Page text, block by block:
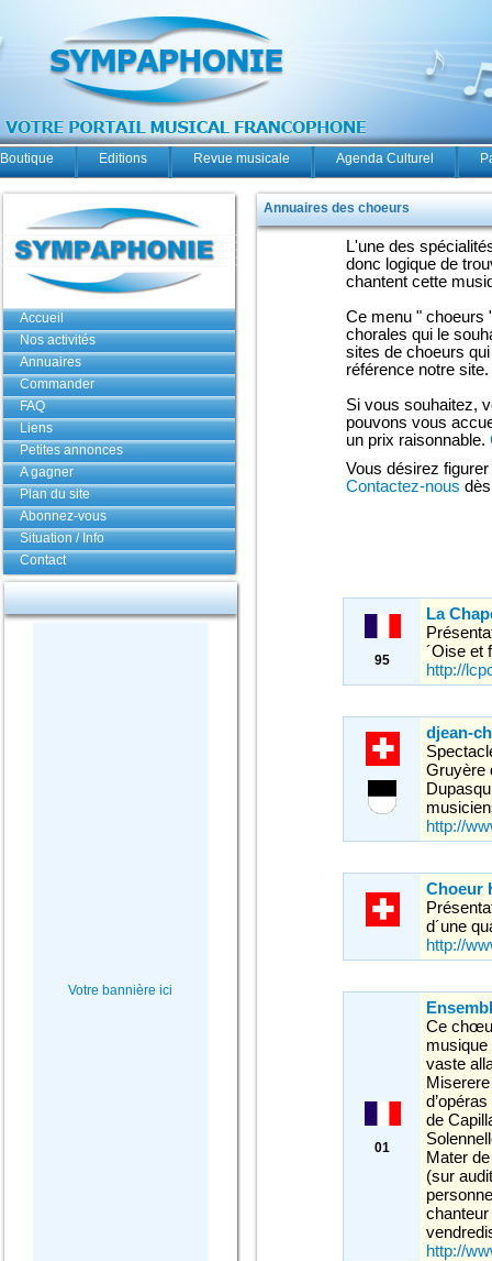
Boutique Editions Revue musicale Agenda Culturel
Accueil
Nos activités
Annuaires
Commander
FAQ
Liens
Petites annonces
A gagner
Plan du site
Abonnez-vous
Situation / Info
Contact
Votre bannière ici
Annuaires des choeurs
L'une des
donc logique de
chantent cette
Ce menu " choeurs
chorales qui le
sites de choeurs
référence notre site.
Si vous souhaitez,
pouvons vous
un prix raisonnable.
Vous désirez
Contactez-nous
95
La
´Oise et
http://
djean-
Gruyère
http://
Choeur
d´une
http://
01
Ce
musique
vaste
de
Mater
(sur
http://